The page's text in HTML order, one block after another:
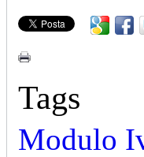
Tags
Modulo